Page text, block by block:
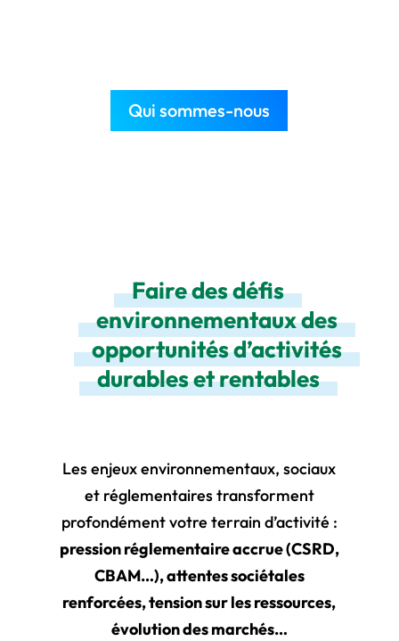
Qui sommes-nous
Faire des défis
environnementaux des
opportunités d’activités
durables et rentables
Les enjeux environnementaux, sociaux
et réglementaires transforment
profondément votre terrain d’activité :
pression réglementaire accrue (CSRD,
CBAM…), attentes sociétales
renforcées, tension sur les ressources,
évolution des marchés…